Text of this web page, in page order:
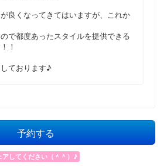
良くなってきてはいますが、これか
で都度あったスタイルを提供できる
！
ております♪
予約する
してください（＾＾）♪